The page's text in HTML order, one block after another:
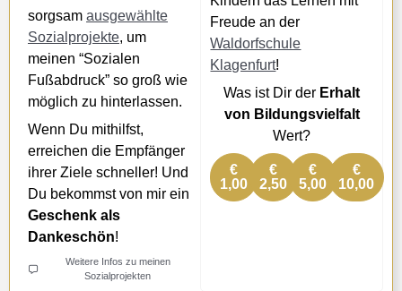
sorgsam ausgewählte
Sozialprojekte, um
meinen “Sozialen
Fußabdruck” so groß wie
möglich zu hinterlassen.
Wenn Du mithilfst,
erreichen die Empfänger
ihrer Ziele schneller! Und
Du bekommst von mir ein
Geschenk als
Dankeschön!
Weitere Infos zu meinen
Sozialprojekten
Freude an der
Waldorfschule
Klagenfurt!
Was ist Dir der Erhalt
von Bildungsvielfalt
Wert?
€
1,00
€
2,50
€
5,00
€
10,00